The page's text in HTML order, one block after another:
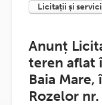
Licitații și
Anunț
teren aflat
Baia
Rozelor nr.